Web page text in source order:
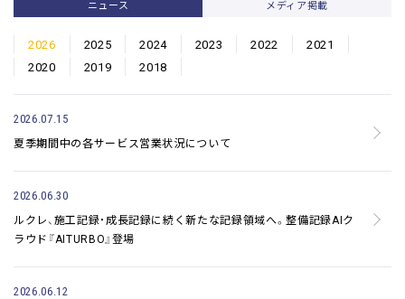
ニュース メディア掲載
2026 2025 2024 2023 2022
2021
2020
2019 2018
2026.07.15
夏季期間中の各サービス営業状況について
2026.06.30
ルクレ、施工記録・成長記録に続く新たな記録領域へ。整備記録AIク
ラウド『AITURBO』登場
2026.06.12